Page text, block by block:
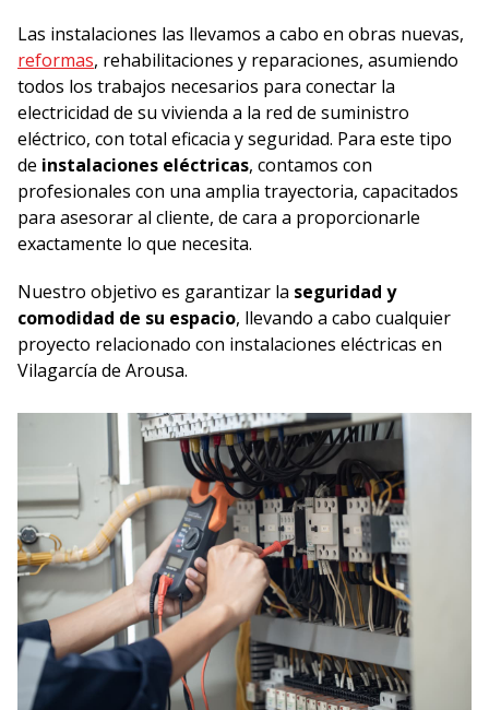
Las instalaciones las llevamos a cabo en obras nuevas,
reformas, rehabilitaciones y reparaciones, asumiendo
todos los trabajos necesarios para conectar la
electricidad de su vivienda a la red de suministro
eléctrico, con total eficacia y seguridad. Para este tipo
de instalaciones eléctricas, contamos con
profesionales con una amplia trayectoria, capacitados
para asesorar al cliente, de cara a proporcionarle
exactamente lo que necesita.
Nuestro objetivo es garantizar la seguridad y
comodidad de su espacio, llevando a cabo cualquier
proyecto relacionado con instalaciones eléctricas en
Vilagarcía de Arousa.